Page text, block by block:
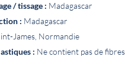
/ tissage : Madagascar
: Madagascar
James, Normandie
: Ne contient pas de